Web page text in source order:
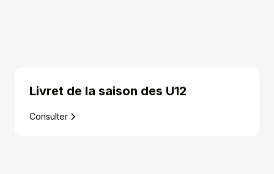
Livret de la saison des U12
Consulter